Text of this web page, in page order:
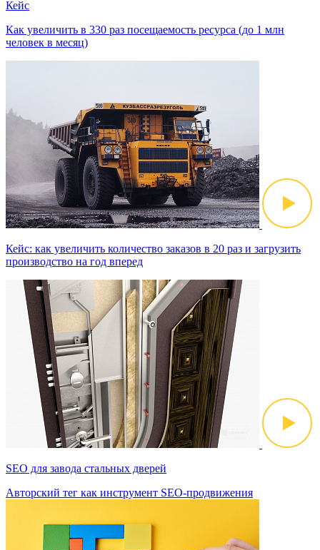
Кейс
Как увеличить в 330 раз посещаемость ресурса (до 1 млн
человек в месяц)
Кейс: как увеличить количество заказов в 20 раз и загрузить
производство на год вперед
SEO для завода стальных дверей
Авторский тег как инструмент SEO-продвижения